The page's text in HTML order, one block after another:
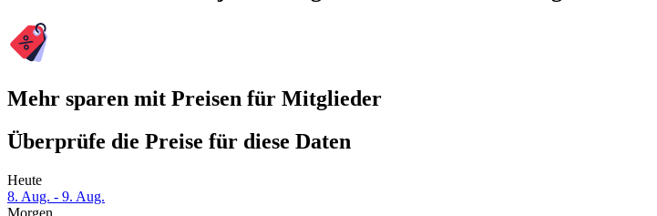
Mehr sparen mit Preisen für Mitglieder
Überprüfe die Preise für diese Daten
Heute
8. Aug. - 9. Aug.